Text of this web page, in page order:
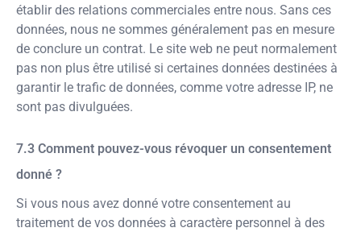
établir des relations commerciales entre nous. Sans ces
données, nous ne sommes généralement pas en mesure
de conclure un contrat. Le site web ne peut normalement
pas non plus être utilisé si certaines données destinées à
garantir le trafic de données, comme votre adresse IP, ne
sont pas divulguées.
Comment pouvez-vous révoquer un consentement
donné ?
Si vous nous avez donné votre consentement au
traitement de vos données à caractère personnel à des